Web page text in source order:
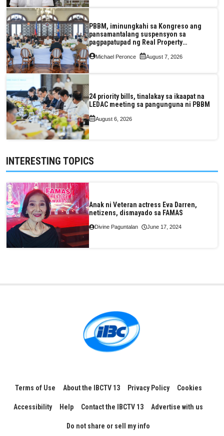
PBBM, iminungkahi sa Kongreso ang
pansamantalang suspensyon sa
pagpapatupad ng Real Property
Valuation and Assessment Reform Act
Michael Peronce August 7, 2026
24 priority bills, tinalakay sa ikaapat na
LEDAC meeting sa pangunguna ni PBBM
August 6, 2026
INTERESTING TOPICS
Anak ni Veteran actress Eva Darren,
netizens, dismayado sa FAMAS
Divine Paguntalan June 17, 2024
Terms of Use About the IBCTV 13 Privacy Policy Cookies
Accessibility Help Contact the IBCTV 13 Advertise with us
Do not share or sell my info